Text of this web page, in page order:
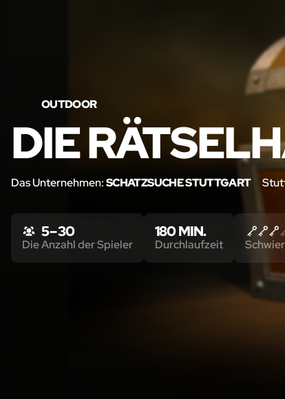
OUTDOOR
DIE
Das Unternehmen:SCHATZSUCHE STUTTGART
5 – 30
Die Anzahl der Spieler
180 MIN.
Durchlaufzeit